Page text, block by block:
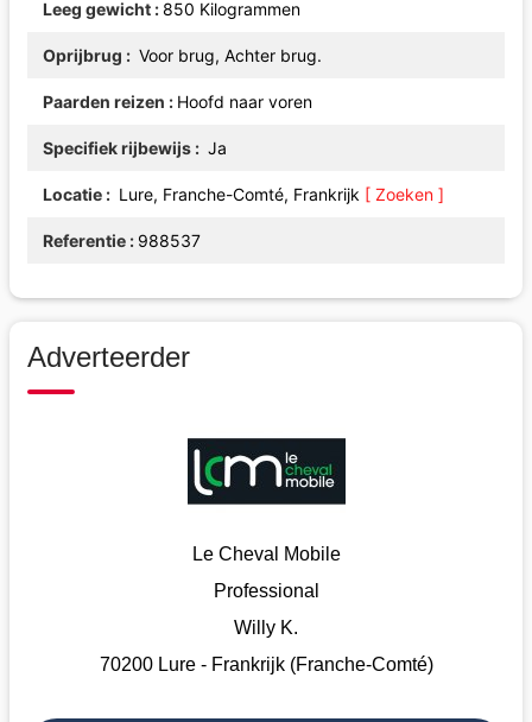
Leeg gewicht 850 Kilogrammen
Oprijbrug Voor brug, Achter brug.
Paarden reizen Hoofd naar voren
Specifiek rijbewijs Ja
Locatie Lure, Franche-Comté, Frankrijk [ Zoeken ]
Referentie 988537
Adverteerder
Le Cheval Mobile
Professional
Willy K.
70200 Lure - Frankrijk (Franche-Comté)